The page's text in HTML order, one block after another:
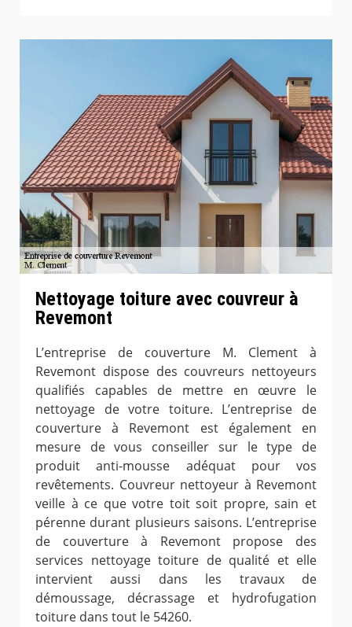
Nettoyage toiture avec couvreur à
Revemont
L’entreprise de couverture M. Clement à
Revemont dispose des couvreurs nettoyeurs
qualifiés capables de mettre en œuvre le
nettoyage de votre toiture. L’entreprise de
couverture à Revemont est également en
mesure de vous conseiller sur le type de
produit anti-mousse adéquat pour vos
revêtements. Couvreur nettoyeur à Revemont
veille à ce que votre toit soit propre, sain et
pérenne durant plusieurs saisons. L’entreprise
de couverture à Revemont propose des
services nettoyage toiture de qualité et elle
intervient aussi dans les travaux de
démoussage, décrassage et hydrofugation
toiture dans tout le 54260.